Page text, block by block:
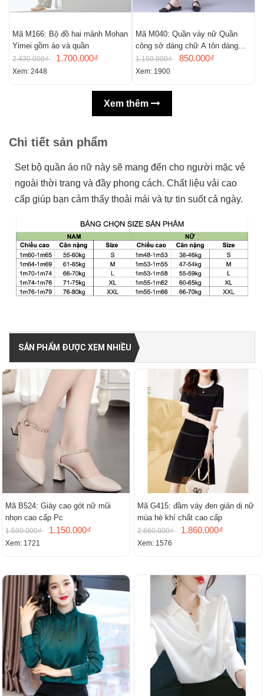
Mã M166: Bộ đồ hai mảnh Mohan
Yimei gồm áo và quần
2.430.000₫ 1.700.000₫
Xem: 2448
Mã M040: Quần váy nữ Quần
công sở dáng chữ A tôn dáng
Quần lửng
1.150.000₫ 850.000₫
Xem: 1900
Xem thêm
Chi tiết sản phẩm
Set bộ quần áo nữ này sẽ mang đến cho người mặc vẻ
ngoài thời trang và đầy phong cách. Chất liệu vải cao
cấp giúp bạn cảm thấy thoải mái và tự tin suốt cả ngày.
SẢN PHẨM ĐƯỢC XEM NHIỀU
Mã B524: Giày cao gót nữ mũi
nhọn cao cấp Pc
1.590.000₫ 1.150.000₫
Xem: 1721
Mã G415: đầm váy đen giản dị nữ
mùa hè khí chất cao cấp
2.660.000₫ 1.860.000₫
Xem: 1576